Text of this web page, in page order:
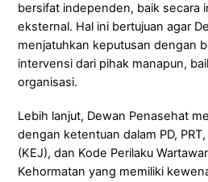
bersifat independen, baik secara
eksternal. Hal ini bertujuan agar
menjatuhkan keputusan dengan
intervensi dari pihak manapun,
organisasi.
Lebih lanjut, Dewan Penasehat
dengan ketentuan dalam PD,
(KEJ), dan Kode Perilaku
Kehormatan yang memiliki